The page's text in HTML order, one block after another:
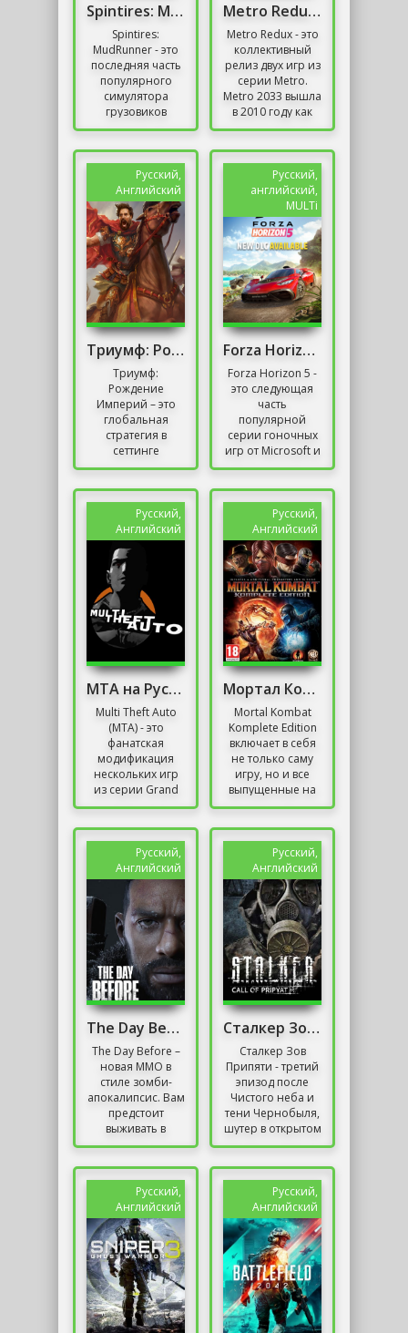
Spintires: MudRunner / Онлайн
Spintires:
MudRunner - это
последняя часть
популярного
симулятора
грузовиков
Spintires, который
копий и вскоре
будет доступен...
Metro Redux Механики
Metro Redux - это
коллективный
релиз двух игр из
серии Metro.
Metro 2033 вышла
в 2010 году как
экранизация
Глуховского и...
Русский,
Английский
Триумф: Рождение Империй
Триумф:
Рождение
Империй – это
глобальная
стратегия в
сеттинге
Средневековья.
Limited провёл
огромную работу
над данным...
Русский,
английский,
MULTi
Forza Horizon 5 / Онлайн
Forza Horizon 5 -
это следующая
часть
популярной
серии гоночных
игр от Microsoft и
студии Playground
оффа
полноценного...
Русский,
Английский
MTA на Русском Механики
Multi Theft Auto
(MTA) - это
фанатская
модификация
нескольких игр
из серии Grand
Theft Auto,
индустрии
Rockstar. В моде
появилась...
Русский,
Английский
Мортал Комбат Механики
Mortal Kombat
Komplete Edition
включает в себя
не только саму
игру, но и все
выпущенные на
данный момент
дополнительные...
Русский,
Английский
The Day Before Игра
The Day Before –
новая ММО в
стиле зомби-
апокалипсис. Вам
предстоит
выживать в
огромной,
время пандемии.
Столкнитесь с
ордами...
Русский,
Английский
Сталкер Зов Припяти без Торрента
Сталкер Зов
Припяти - третий
эпизод после
Чистого неба и
тени Чернобыля,
шутер в открытом
мире с
Создатели
отличились
данной...
Русский,
Английский
Русский,
Английский